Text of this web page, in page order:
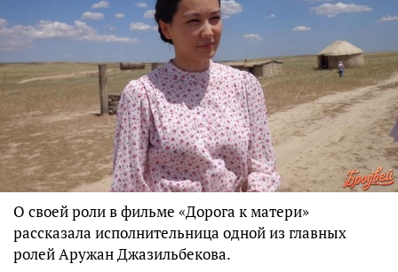
О своей роли в фильме «Дорога к матери»
рассказала исполнительница одной из главных
ролей Аружан Джазильбекова.